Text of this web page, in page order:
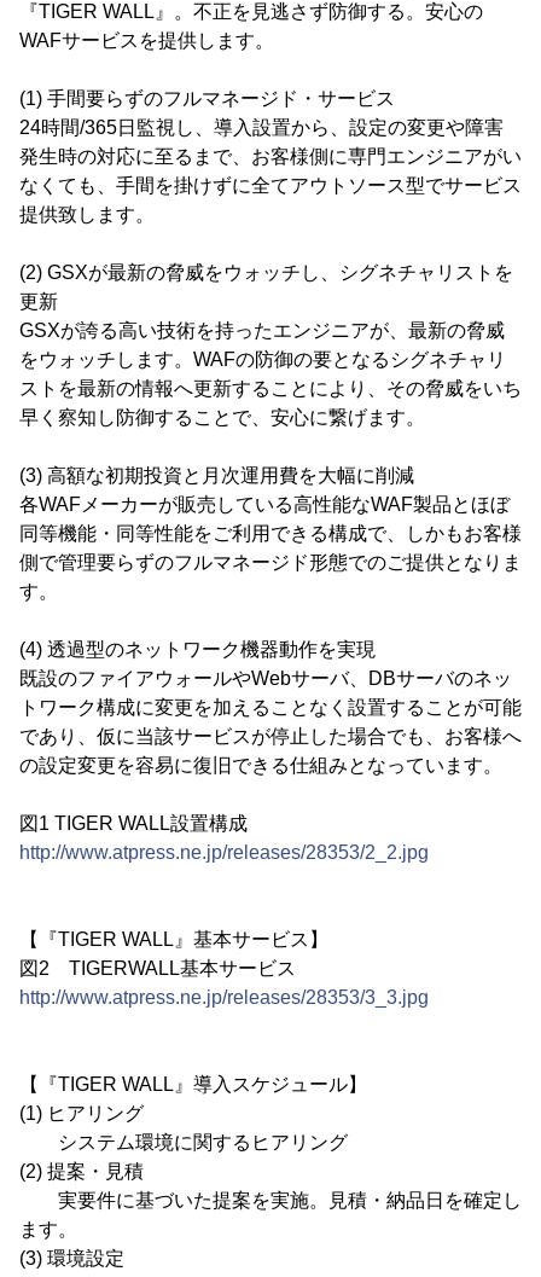
『TIGER WALL』。不正を見逃さず防御する。安心の
WAFサービスを提供します。
(1) 手間要らずのフルマネージド・サービス
24時間/365日監視し、導入設置から、設定の変更や障害
発生時の対応に至るまで、お客様側に専門エンジニアがい
なくても、手間を掛けずに全てアウトソース型でサービス
提供致します。
(2) GSXが最新の脅威をウォッチし、シグネチャリストを
更新
GSXが誇る高い技術を持ったエンジニアが、最新の脅威
をウォッチします。WAFの防御の要となるシグネチャリ
ストを最新の情報へ更新することにより、その脅威をいち
早く察知し防御することで、安心に繋げます。
(3) 高額な初期投資と月次運用費を大幅に削減
各WAFメーカーが販売している高性能なWAF製品とほぼ
同等機能・同等性能をご利用できる構成で、しかもお客様
側で管理要らずのフルマネージド形態でのご提供となりま
す。
(4) 透過型のネットワーク機器動作を実現
既設のファイアウォールやWebサーバ、DBサーバのネッ
トワーク構成に変更を加えることなく設置することが可能
であり、仮に当該サービスが停止した場合でも、お客様へ
の設定変更を容易に復旧できる仕組みとなっています。
図1 TIGER WALL設置構成
http://www.atpress.ne.jp/releases/28353/2_2.jpg
【『TIGER WALL』基本サービス】
図2 TIGERWALL基本サービス
http://www.atpress.ne.jp/releases/28353/3_3.jpg
【『TIGER WALL』導入スケジュール】
(1) ヒアリング
システム環境に関するヒアリング
(2) 提案・見積
実要件に基づいた提案を実施。見積・納品日を確定し
ます。
(3) 環境設定